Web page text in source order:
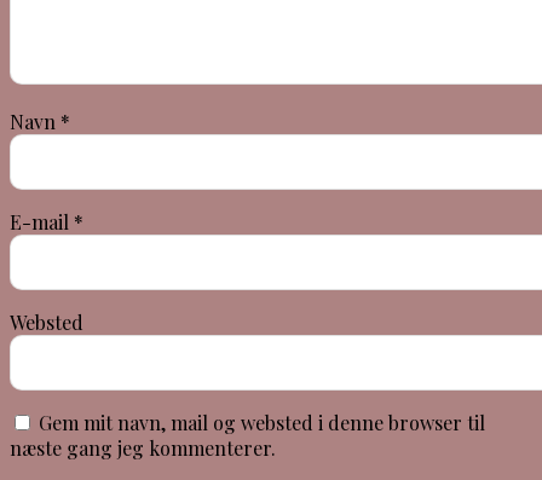
Navn *
E-mail *
Websted
Gem mit navn, mail og websted i denne browser til
næste gang jeg kommenterer.